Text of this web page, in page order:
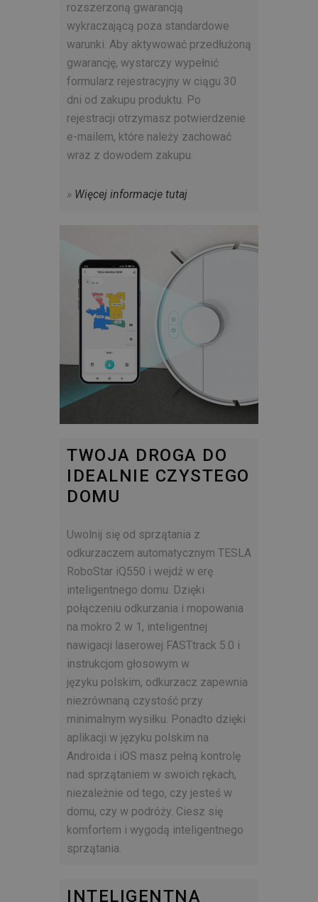
rozszerzoną gwarancją
wykraczającą poza standardowe
warunki. Aby aktywować przedłużoną
gwarancję, wystarczy wypełnić
formularz rejestracyjny w ciągu 30
dni od zakupu produktu. Po
rejestracji otrzymasz potwierdzenie
e-mailem, które należy zachować
wraz z dowodem zakupu.
» Więcej informacje tutaj
TWOJA DROGA DO
IDEALNIE CZYSTEGO
DOMU
Uwolnij się od sprzątania z
odkurzaczem automatycznym TESLA
RoboStar iQ550 i wejdź w erę
inteligentnego domu. Dzięki
połączeniu odkurzania i mopowania
na mokro 2 w 1, inteligentnej
nawigacji laserowej FASTtrack 5.0 i
instrukcjom głosowym w
języku polskim, odkurzacz zapewnia
niezrównaną czystość przy
minimalnym wysiłku. Ponadto dzięki
aplikacji w języku polskim na
Androida i iOS masz pełną kontrolę
nad sprzątaniem w swoich rękach,
niezależnie od tego, czy jesteś w
domu, czy w podróży. Ciesz się
komfortem i wygodą inteligentnego
sprzątania.
INTELIGENTNA